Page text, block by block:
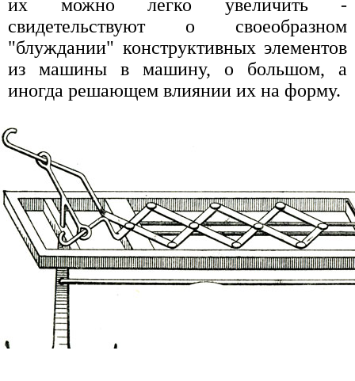
их можно легко увеличить -
свидетельствуют о своеобразном
"блуждании" конструктивных элементов
из машины в машину, о большом, а
иногда решающем влиянии их на форму.